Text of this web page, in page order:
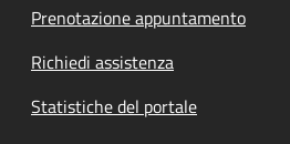
Prenotazione appuntamento
Richiedi assistenza
Statistiche del portale